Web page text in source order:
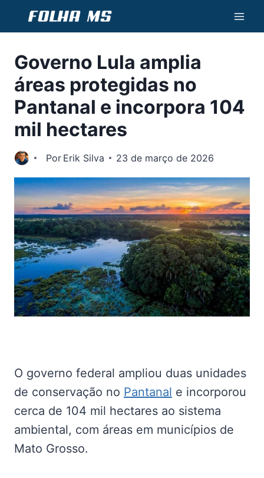
Conteúdo
Governo Lula amplia
áreas protegidas no
Pantanal e incorpora 104
mil hectares
Por Erik Silva 23 de março de 2026
O governo federal ampliou duas unidades
de conservação no Pantanal e incorporou
cerca de 104 mil hectares ao sistema
ambiental, com áreas em municípios de
Mato Grosso.